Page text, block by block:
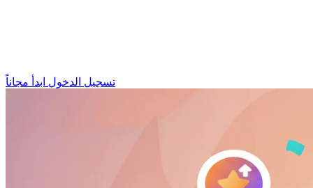
تسجيل الدخول ابدأ مجاناً